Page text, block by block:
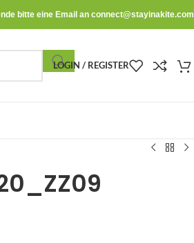
bitte eine Email an connect@stayinakite.com
LOGIN / REGISTER